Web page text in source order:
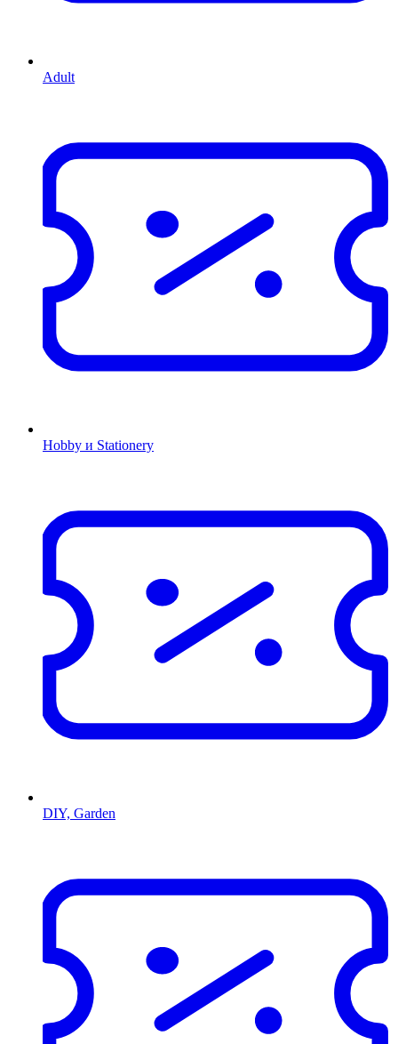
Adult
Hobby и Stationery
DIY, Garden